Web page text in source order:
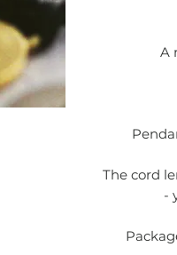
A
* The cord
-